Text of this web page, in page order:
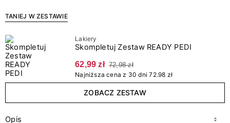
TANIEJ W ZESTAWIE
Lakiery
Skompletuj Zestaw READY PEDI
62,99 zł 72,98 zł
Najniższa cena z 30 dni 72.98 zł
ZOBACZ ZESTAW
Opis